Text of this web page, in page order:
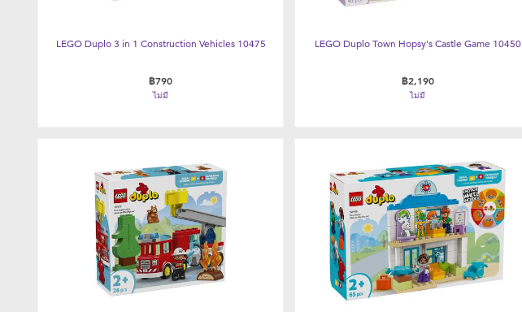
LEGO Duplo 3 in 1 Construction Vehicles 10475
฿790
ไม่มี
LEGO Duplo Town Hopsy's Castle Game 10450
฿2,190
ไม่มี